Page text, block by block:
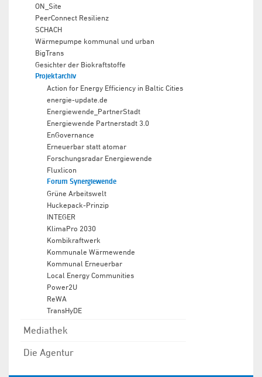
ON_Site
PeerConnect Resilienz
SCHACH
Wärmepumpe kommunal und urban
BigTrans
Gesichter der Biokraftstoffe
Projektarchiv
Action for Energy Efficiency in Baltic Cities
energie-update.de
Energiewende_PartnerStadt
Energiewende Partnerstadt 3.0
EnGovernance
Erneuerbar statt atomar
Forschungsradar Energiewende
Fluxlicon
Forum Synergiewende
Grüne Arbeitswelt
Huckepack-Prinzip
INTEGER
KlimaPro 2030
Kombikraftwerk
Kommunale Wärmewende
Kommunal Erneuerbar
Local Energy Communities
Power2U
ReWA
TransHyDE
Mediathek
Die Agentur